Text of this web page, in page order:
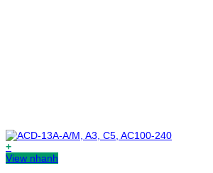
+
View nhanh